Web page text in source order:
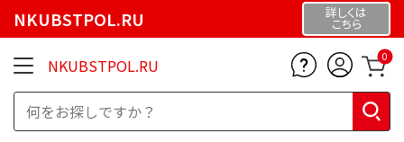
NKUBSTPOL.RU 詳しくは
こちら
NKUBSTPOL.RU 0